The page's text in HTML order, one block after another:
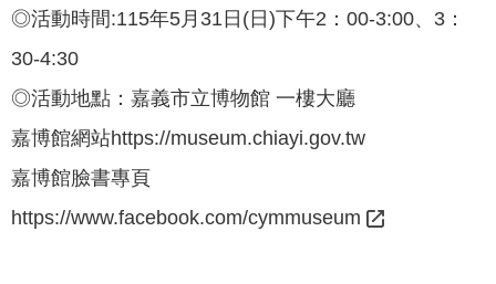
◎活動時間:115年5月31日(日)下午2：00-3:00、3：
30-4:30
◎活動地點：嘉義市立博物館 一樓大廳
嘉博館網站https://museum.chiayi.gov.tw
嘉博館臉書專頁
https://www.facebook.com/cymmuseum